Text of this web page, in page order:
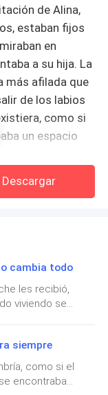
de Alina,
estaban fijos
en
a su hija. La
más afilada que
de los labios
como si
un espacio
protegido de
con una
Alina a su
en su
no
Descargar
cambia todo
les recibió,
viviendo se
luz de las farolas
acechar cada
hombres de
de
siempre
como si el
encontraba